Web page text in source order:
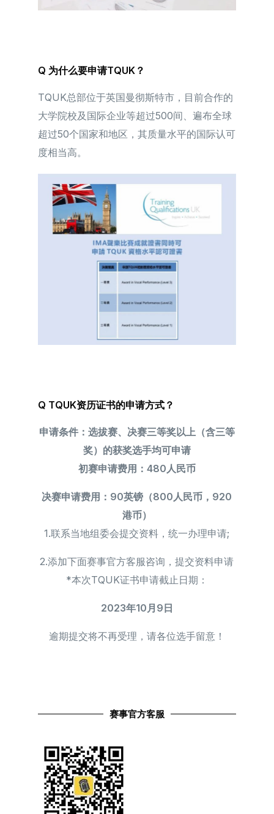
Q 为什么要申请TQUK？
TQUK总部位于英国曼彻斯特市，目前合作的
大学院校及国际企业等超过500间、遍布全球
超过50个国家和地区，其质量水平的国际认可
度相当高。
Q TQUK资历证书的申请方式？
申请条件：选拔赛、决赛三等奖以上（含三等
奖）的获奖选手均可申请
初赛申请费用：480人民币
决赛申请费用：90英镑（800人民币，920
港币）
1.联系当地组委会提交资料，统一办理申请;
2.添加下面赛事官方客服咨询，提交资料申请
*本次TQUK证书申请截止日期：
2023年10月9日
逾期提交将不再受理，请各位选手留意！
赛事官方客服